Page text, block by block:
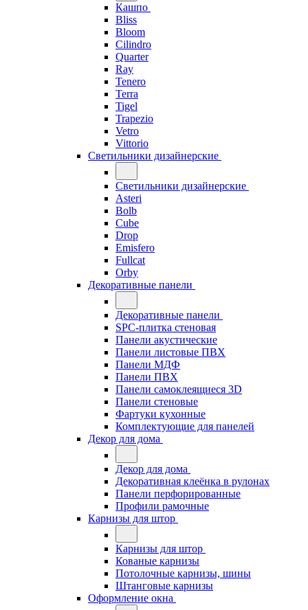
Кашпо
Bliss
Bloom
Cilindro
Quarter
Ray
Tenero
Terra
Tigel
Trapezio
Vetro
Vittorio
Светильники дизайнерские
Светильники дизайнерские
Asteri
Bolb
Cube
Drop
Emisfero
Fullcat
Orby
Декоративные панели
Декоративные панели
SPC-плитка стеновая
Панели акустические
Панели листовые ПВХ
Панели МДФ
Панели ПВХ
Панели самоклеящиеся 3D
Панели стеновые
Фартуки кухонные
Комплектующие для панелей
Декор для дома
Декор для дома
Декоративная клеёнка в рулонах
Панели перфорированные
Профили рамочные
Карнизы для штор
Карнизы для штор
Кованые карнизы
Потолочные карнизы, шины
Штанговые карнизы
Оформление окна